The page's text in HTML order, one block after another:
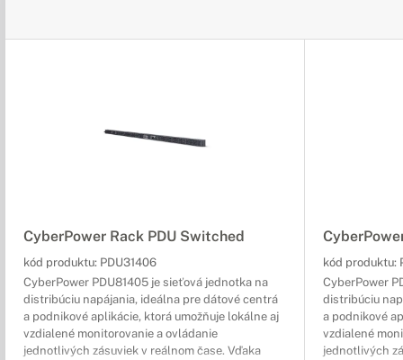
CyberPower Rack PDU Switched
kód produktu: PDU31406
CyberPower PDU81405 je sieťová jednotka na
distribúciu napájania, ideálna pre dátové centrá
a podnikové aplikácie, ktorá umožňuje lokálne aj
vzdialené monitorovanie a ovládanie
jednotlivých zásuviek v reálnom čase. Vďaka
kód produktu:
CyberPower
distribúciu
a podnikové
vzdialené
jednotlivých